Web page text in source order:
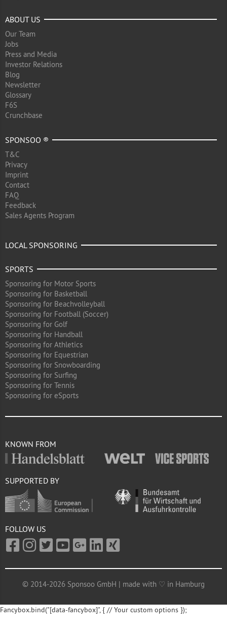
ABOUT US
Our Team
Jobs
Press and Media
Investor Relations
Blog
Newsletter
Glossary
F6S
Crunchbase
SPONSOO ®
T&C
Privacy
Imprint
Contact
FAQ
Feedback
Sales Agents Program
LOCAL SPONSORING
SPORTS
Sponsoring for Motor Sports
Sponsoring for Basketball
Sponsoring for Beachvolleyball
Sponsoring for Football (Soccer)
Sponsoring for Golf
Sponsoring for Handball
Sponsoring for Athletics
Sponsoring for Equestrian
Sponsoring for Snowboarding
Sponsoring for Surfing
Sponsoring for Tennis
Sponsoring for eSports
KNOWN FROM
SUPPORTED BY
FOLLOW US
© 2014-2026 Sponsoo GmbH | made with ♡ in Hamburg
Fancybox.bind("[data-fancybox]", { // Your custom options });